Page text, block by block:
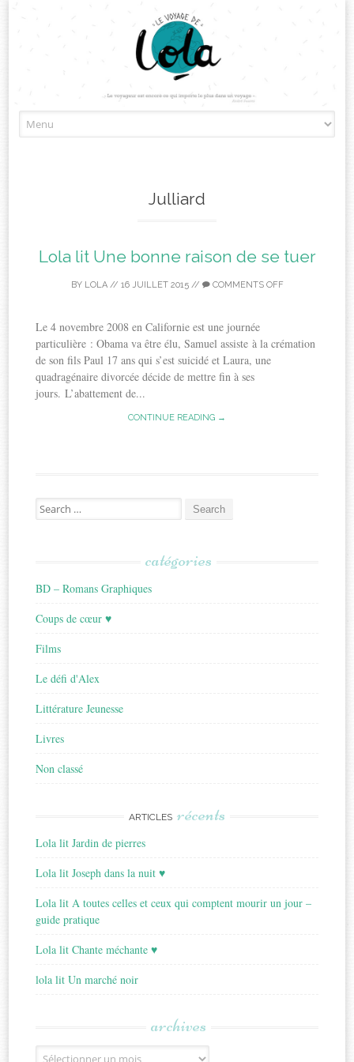
to
Julliard
Lola lit Une bonne raison de se tuer
BY LOLA// 16 JUILLET 2015// COMMENTS OFF
Le 4 novembre 2008 en Californie est une journée
particulière : Obama va être élu, Samuel assiste à la crémation
de son fils Paul 17 ans qui s’est suicidé et Laura, une
quadragénaire divorcée décide de mettre fin à ses
jours. L’abattement de...
CONTINUE READING →
Search
for:
catégories
BD – Romans Graphiques
Coups de cœur ♥
Films
Le défi d'Alex
Littérature Jeunesse
Livres
Non classé
ARTICLES récents
Lola lit Jardin de pierres
Lola lit Joseph dans la nuit ♥
Lola lit A toutes celles et ceux qui comptent mourir un jour –
guide pratique
Lola lit Chante méchante ♥
lola lit Un marché noir
archives
Archives